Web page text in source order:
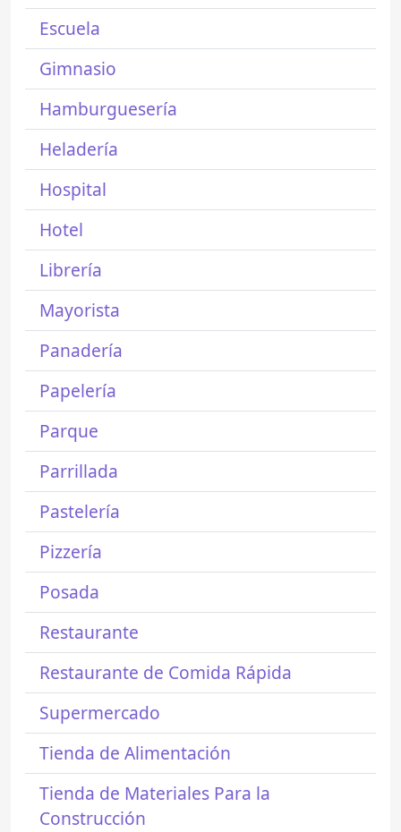
Escuela
Gimnasio
Hamburguesería
Heladería
Hospital
Hotel
Librería
Mayorista
Panadería
Papelería
Parque
Parrillada
Pastelería
Pizzería
Posada
Restaurante
Restaurante de Comida Rápida
Supermercado
Tienda de Alimentación
Tienda de Materiales Para la
Construcción